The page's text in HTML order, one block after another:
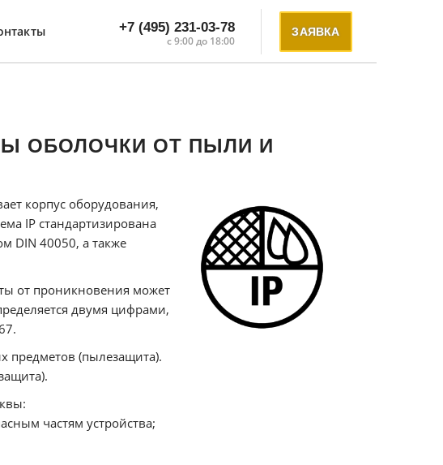
+7 (495) 231-03-78
с 9:00 до 18:00
ЗАЯВКА
ОБОЛОЧКИ ОТ ПЫЛИ И
корпус оборудования,
IP стандартизирована
DIN 40050, а также
от проникновения может
двумя цифрами,
предметов (пылезащита).
частям устройства;